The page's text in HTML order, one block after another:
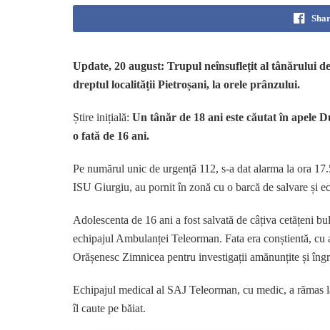
Update, 20 august: Trupul neînsuflețit al tânărului
dreptul localității Pietroșani, la orele prânzului.
Știre inițială: Un tânăr de 18 ani este căutat în apele
o fată de 16 ani.
Pe numărul unic de urgență 112, s-a dat alarma la ora
ISU Giurgiu, au pornit în zonă cu o barcă de salvare și
Adolescenta de 16 ani a fost salvată de câțiva cetățeni
echipajul Ambulanței Teleorman. Fata era conștientă,
Orășenesc Zimnicea pentru investigații amănunțite și
Echipajul medical al SAJ Teleorman, cu medic, a
îl caute pe băiat.